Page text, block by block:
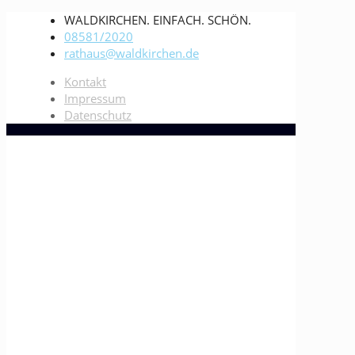
WALDKIRCHEN. EINFACH. SCHÖN.
08581/2020
rathaus@waldkirchen.de
Kontakt
Impressum
Datenschutz